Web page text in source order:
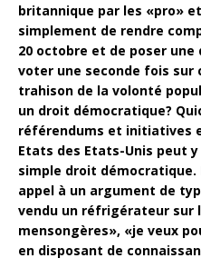
britannique par les «pro»
simplement de rendre
20 octobre et de poser
voter une seconde fois sur
trahison de la volonté
un droit démocratique?
référendums et initiatives
Etats des Etats-Unis peut
simple droit démocratique.
appel à un argument de
vendu un réfrigérateur sur
mensongères», «je veux
en disposant de